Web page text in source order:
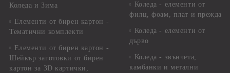
Коледа и Зима
Елементи от бирен картон -
Тематични комплекти
Елементи от бирен картон -
Шейкър заготовки от бирен
картон за 3D картички,
Коледа - елементи от
филц, фоам, плат и прежда
Коледа - елементи от
дърво
Коледа - звънчета,
камбанки и метални